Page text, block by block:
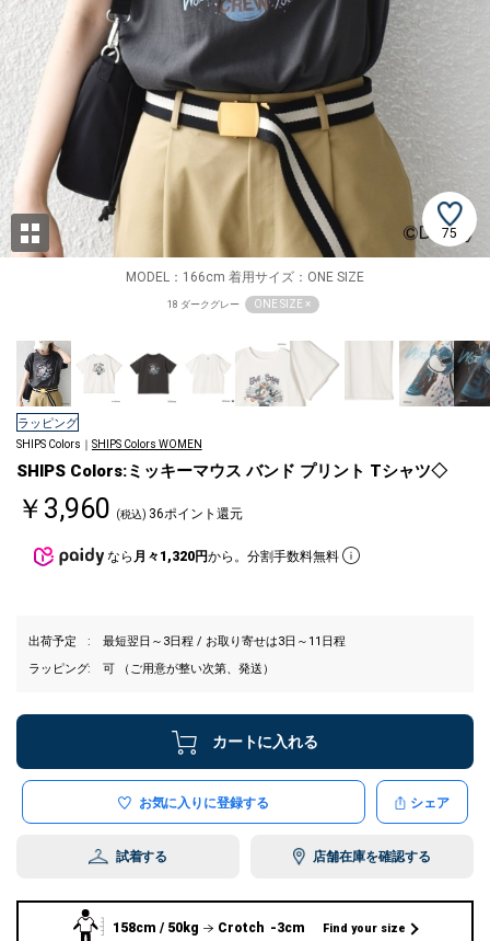
75
MODEL：166cm 着用サイズ：ONE SIZE
18 ダークグレー ONE SIZE ×
ラッピング
SHIPS Colors｜ SHIPS Colors WOMEN
SHIPS Colors:ミッキーマウス バンド プリント Tシャツ◇
￥3,960 (税込) 36ポイント還元
なら 月々1,320円から。分割手数料無料
出荷予定
最短翌日～3日程 / お取り寄せは3日～11日程
ラッピング
可 （ご用意が整い次第、発送）
カートに入れる
お気に入りに登録する シェア
試着する 店舗在庫を確認する
158cm / 50kg Crotch -3cm Find your size